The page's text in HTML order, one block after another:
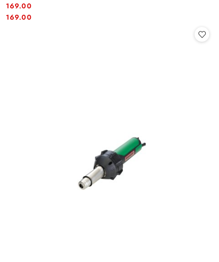
Cena:
169.00
Cena:
169.00